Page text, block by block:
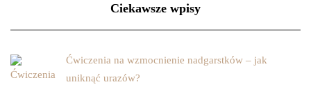
Ciekawsze wpisy
Ćwiczenia na wzmocnienie nadgarstków – jak
uniknąć urazów?